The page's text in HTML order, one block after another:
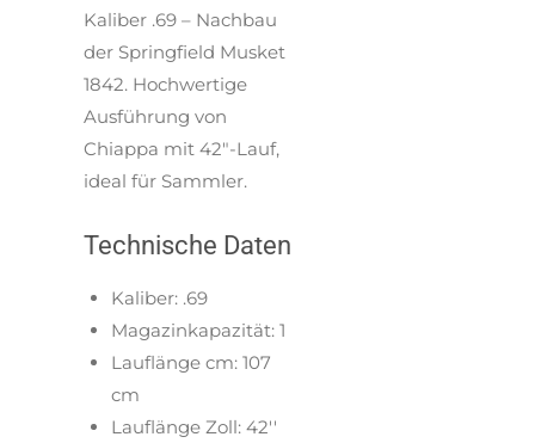
Kaliber .69 – Nachbau
der Springfield Musket
1842. Hochwertige
Ausführung von
Chiappa mit 42"-Lauf,
ideal für Sammler.
Technische Daten
Kaliber: .69
Magazinkapazität: 1
Lauflänge cm: 107
cm
Lauflänge Zoll: 42''